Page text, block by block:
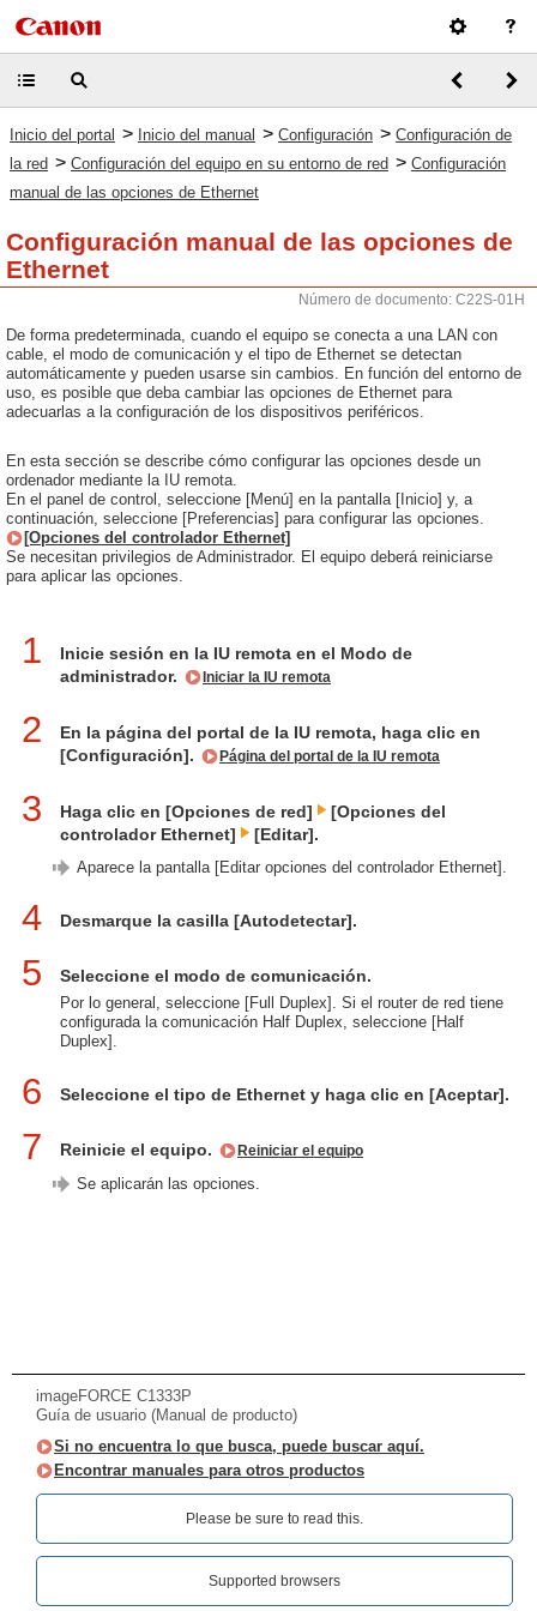
Inicio del portal > Inicio del manual > Configuración > Configuración de
la red > Configuración del equipo en su entorno de red > Configuración
manual de las opciones de Ethernet
Configuración manual de las opciones de
Ethernet
Número de documento: C22S-01H
De forma predeterminada, cuando el equipo se conecta a una LAN con
cable, el modo de comunicación y el tipo de Ethernet se detectan
automáticamente y pueden usarse sin cambios. En función del entorno de
uso, es posible que deba cambiar las opciones de Ethernet para
adecuarlas a la configuración de los dispositivos periféricos.
En esta sección se describe cómo configurar las opciones desde un
ordenador mediante la IU remota.
En el panel de control, seleccione [Menú] en la pantalla [Inicio] y, a
continuación, seleccione [Preferencias] para configurar las opciones.
[Opciones del controlador Ethernet]
Se necesitan privilegios de Administrador. El equipo deberá reiniciarse
para aplicar las opciones.
1
Inicie sesión en la IU remota en el Modo de
administrador.
Iniciar la IU remota
2
En la página del portal de la IU remota, haga clic en
[Configuración].
Página del portal de la IU remota
3 Haga clic en [Opciones de red]
[Opciones del
controlador Ethernet]
[Editar].
Aparece la pantalla [Editar opciones del controlador Ethernet].
4 Desmarque la casilla [Autodetectar].
5 Seleccione el modo de comunicación.
Por lo general, seleccione [Full Duplex]. Si el router de red tiene
configurada la comunicación Half Duplex, seleccione [Half
Duplex].
6 Seleccione el tipo de Ethernet y haga clic en [Aceptar].
7 Reinicie el equipo. Reiniciar el equipo
Se aplicarán las opciones.
imageFORCE C1333P
Guía de usuario (Manual de producto)
Si no encuentra lo que busca, puede buscar aquí.
Encontrar manuales para otros productos
Please be sure to read this.‎
Supported browsers